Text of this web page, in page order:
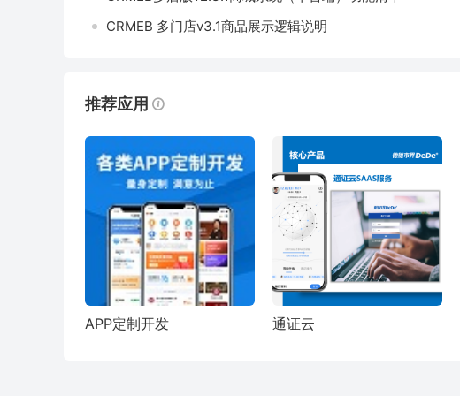
CRMEB 多门店v3.1商品展示逻辑说明
推荐应用
APP定制开发 通证云